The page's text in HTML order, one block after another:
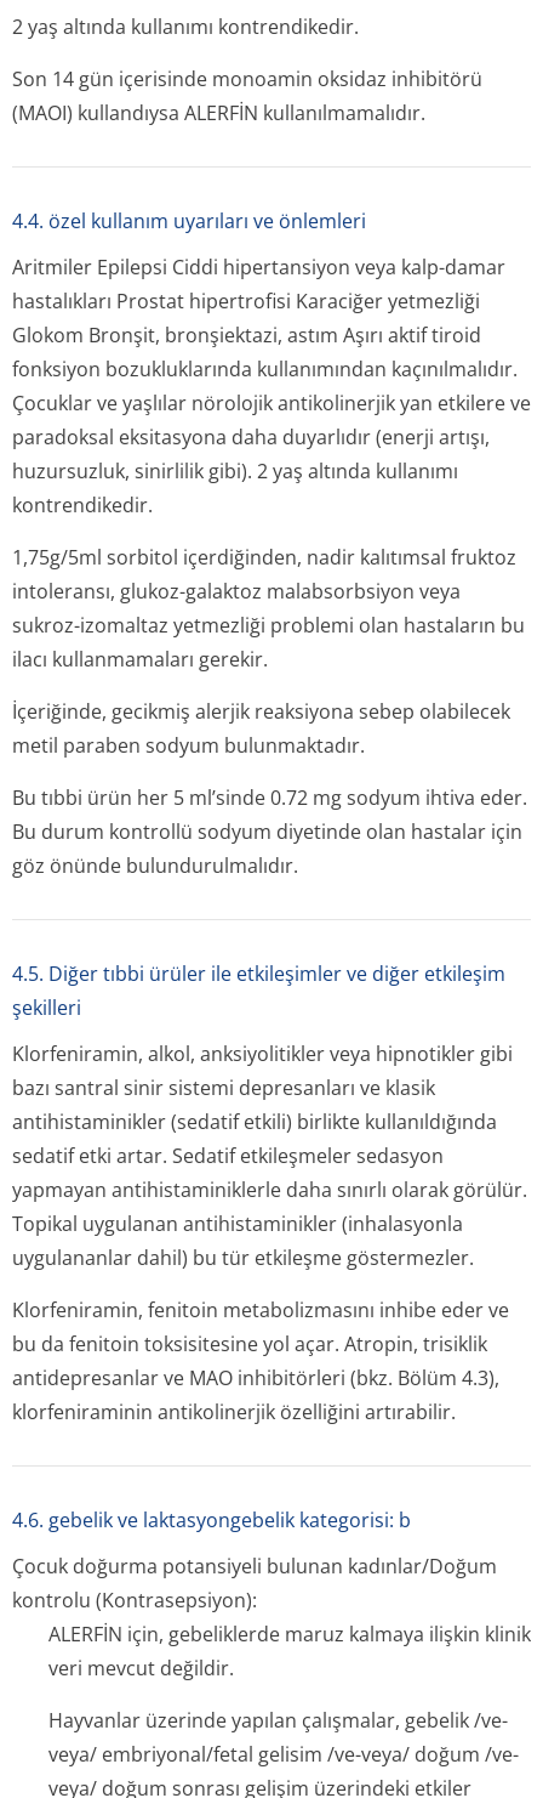
2 yaş altında kullanımı kontrendikedir.
Son 14 gün içerisinde monoamin oksidaz inhibitörü
(MAOI) kullandıysa ALERFİN kullanılmamalıdır.
4.4. özel kullanım uyarıları ve önlemleri
Aritmiler Epilepsi Ciddi hipertansiyon veya kalp-damar
hastalıkları Prostat hipertrofisi Karaciğer yetmezliği
Glokom Bronşit, bronşiektazi, astım Aşırı aktif tiroid
fonksiyon bozukluklarında kullanımından kaçınılmalıdır.
Çocuklar ve yaşlılar nörolojik antikolinerjik yan etkilere ve
paradoksal eksitasyona daha duyarlıdır (enerji artışı,
huzursuzluk, sinirlilik gibi). 2 yaş altında kullanımı
kontrendikedir.
1,75g/5ml sorbitol içerdiğinden, nadir kalıtımsal fruktoz
intoleransı, glukoz-galaktoz malabsorbsiyon veya
sukroz-izomaltaz yetmezliği problemi olan hastaların bu
ilacı kullanmamaları gerekir.
İçeriğinde, gecikmiş alerjik reaksiyona sebep olabilecek
metil paraben sodyum bulunmaktadır.
Bu tıbbi ürün her 5 ml’sinde 0.72 mg sodyum ihtiva eder.
Bu durum kontrollü sodyum diyetinde olan hastalar için
göz önünde bulundurulmalıdır.
4.5. Diğer tıbbi ürüler ile etkileşimler ve diğer etkileşim
şekilleri
Klorfeniramin, alkol, anksiyolitikler veya hipnotikler gibi
bazı santral sinir sistemi depresanları ve klasik
antihistaminikler (sedatif etkili) birlikte kullanıldığında
sedatif etki artar. Sedatif etkileşmeler sedasyon
yapmayan antihistaminiklerle daha sınırlı olarak görülür.
Topikal uygulanan antihistaminikler (inhalasyonla
uygulananlar dahil) bu tür etkileşme göstermezler.
Klorfeniramin, fenitoin metabolizmasını inhibe eder ve
bu da fenitoin toksisitesine yol açar. Atropin, trisiklik
antidepresanlar ve MAO inhibitörleri (bkz. Bölüm 4.3),
klorfeniraminin antikolinerjik özelliğini artırabilir.
4.6. gebelik ve laktasyongebelik kategorisi: b
Çocuk doğurma potansiyeli bulunan kadınlar/Doğum
kontrolu (Kontrasepsiyon):
ALERFİN için, gebeliklerde maruz kalmaya ilişkin klinik
veri mevcut değildir.
Hayvanlar üzerinde yapılan çalışmalar, gebelik /ve-
veya/ embriyonal/fetal gelisim /ve-veya/ doğum /ve-
veya/ doğum sonrası gelişim üzerindeki etkiler